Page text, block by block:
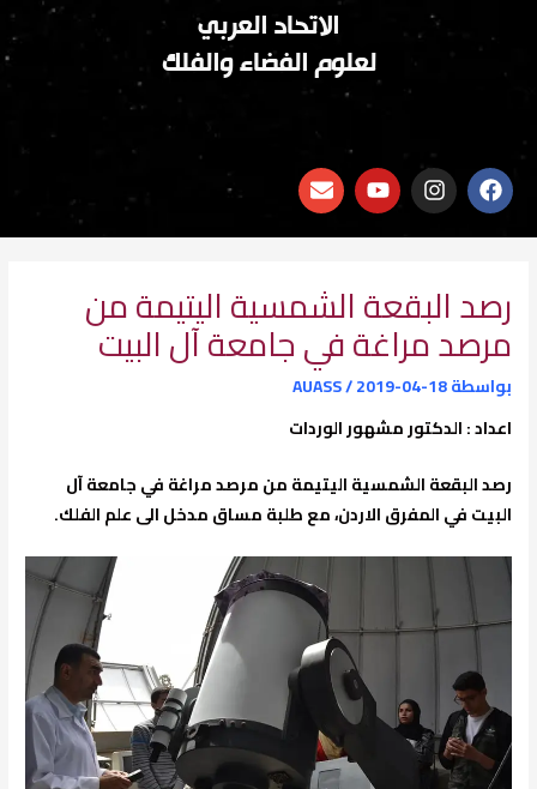
الاتحاد العربي
لعلوم الفضاء والفلك
F
a
c
e
o
o
k
I
n
s
t
g
r
a
m
Y
o
u
t
b
e
E
n
v
e
o
p
رصد البقعة الشمسية اليتيمة من
مرصد مراغة في جامعة آل البيت
بواسطة AUASS/2019-04-18
اعداد : الدكتور مشهور الوردات
رصد البقعة الشمسية اليتيمة من مرصد مراغة في جامعة آل
البيت في المفرق الاردن، مع طلبة مساق مدخل الى علم الفلك.